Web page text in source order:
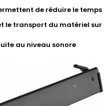
de réduire le
le transport du matériel
au niveau sonore